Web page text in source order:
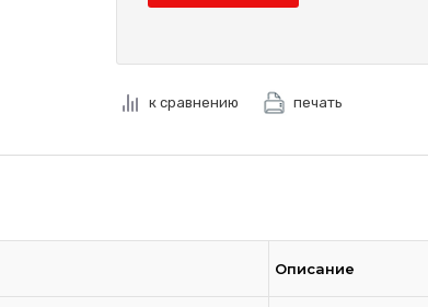
к сравнению печать
Описание